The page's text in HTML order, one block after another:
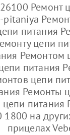
Ремонт
питания
цепи
Ремонтом
питания
цепи
Ремонты
питания
1800 на
прицелах